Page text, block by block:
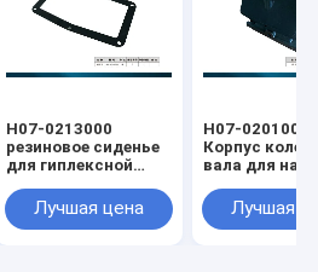
H07-0213000
резиновое сиденье
для гиплексной
насосаЛучшая цена
H07-0201000
Корпус
вала для
WAMITЛучшая